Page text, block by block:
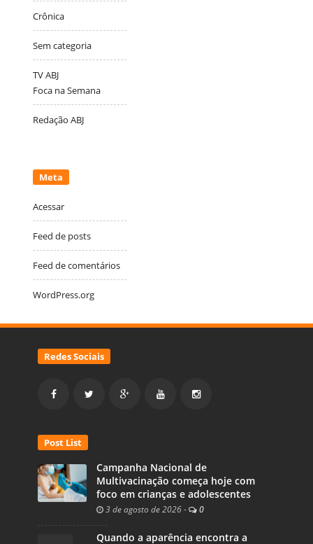
Crônica
Sem categoria
TV ABJ
Foca na Semana
Redação ABJ
Meta
Acessar
Feed de posts
Feed de comentários
WordPress.org
Redes Sociais
Post List
Campanha Nacional de
Multivacinação começa hoje com
foco em crianças e adolescentes
3 de agosto de 2026 - 0
Quando a aparência encontra a